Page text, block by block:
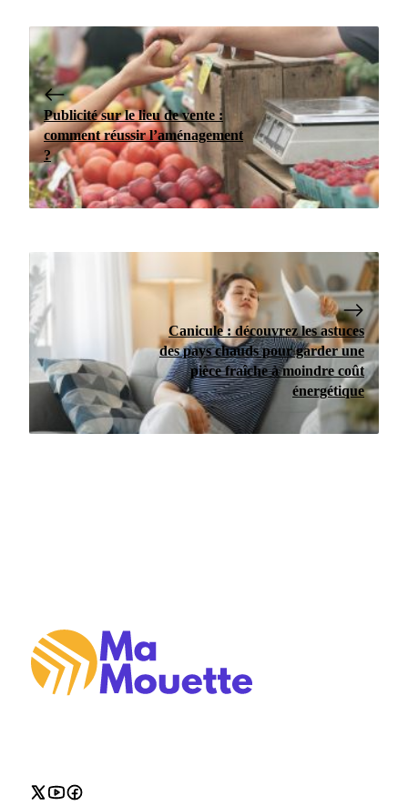
Publicité sur le lieu de vente :
comment réussir l’aménagement
?
Canicule : découvrez les astuces
des pays chauds pour garder une
pièce fraîche à moindre coût
énergétique